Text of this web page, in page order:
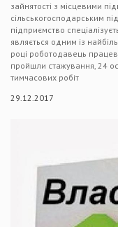
зайнятості з місцевими
сільськогосподарським
підприємство
являється одним із
році роботодавець
пройшли стажування, 24
тимчасових робіт
29.12.2017